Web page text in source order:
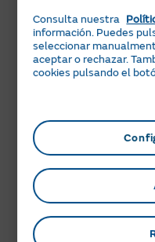
leña o gas.
Su funcionamiento
eléctricapara
ventiladores que
Es habitual que,
resultar sencillo,
comercializan los
desventajas como
Consulta nuestra
información. Puedes
seleccionar
aceptar o rechazar.
cookies pulsando el